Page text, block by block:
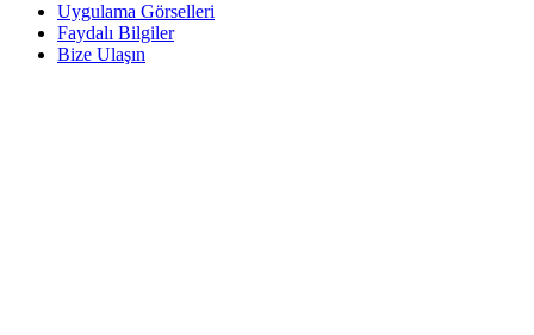
Uygulama Görselleri
Faydalı Bilgiler
Bize Ulaşın